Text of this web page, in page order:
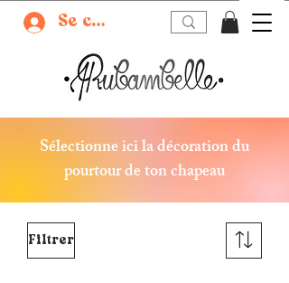
Se connecter
Sélectionne ici la décoration du
pourtour de ton chapeau
Filtrer